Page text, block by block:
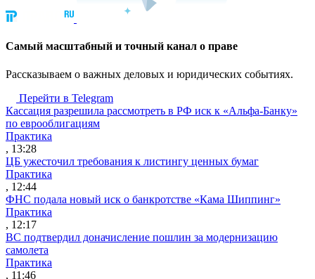
Cамый масштабный и точный канал о праве
Рассказываем о важных деловых и юридических событиях.
Перейти в Telegram
Кассация разрешила рассмотреть в РФ иск к «Альфа-Банку»
по еврооблигациям
Практика
, 13:28
ЦБ ужесточил требования к листингу ценных бумаг
Практика
, 12:44
ФНС подала новый иск о банкротстве «Кама Шиппинг»
Практика
, 12:17
ВС подтвердил доначисление пошлин за модернизацию
самолета
Практика
, 11:46